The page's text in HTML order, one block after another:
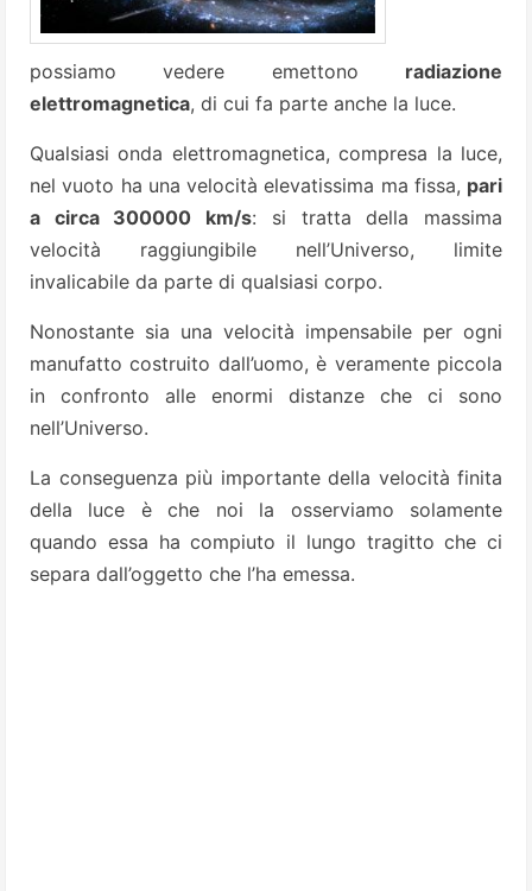
possiamo vedere emettono radiazione
elettromagnetica, di cui fa parte anche la luce.
Qualsiasi onda elettromagnetica, compresa la luce,
nel vuoto ha una velocità elevatissima ma fissa, pari
a circa 300000 km/s: si tratta della massima
velocità raggiungibile nell’Universo, limite
invalicabile da parte di qualsiasi corpo.
Nonostante sia una velocità impensabile per ogni
manufatto costruito dall’uomo, è veramente piccola
in confronto alle enormi distanze che ci sono
nell’Universo.
La conseguenza più importante della velocità finita
della luce è che noi la osserviamo solamente
quando essa ha compiuto il lungo tragitto che ci
separa dall’oggetto che l’ha emessa.